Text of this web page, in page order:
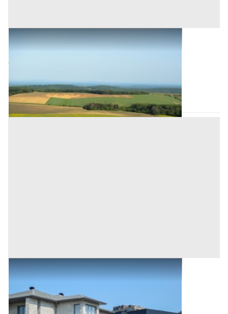
Terreni all'asta a Nuoro
6.975 €
Codice asta:BU6755766
Asta chiusa
Abitazione di Tipo Civile all'asta a Ortueri
Ortueri (Nuoro)
8.000 €